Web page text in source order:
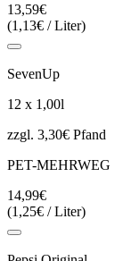
13,59€
(1,13€ / Liter)
SevenUp
12 x 1,00l
zzgl. 3,30€ Pfand
PET-MEHRWEG
14,99€
(1,25€ / Liter)